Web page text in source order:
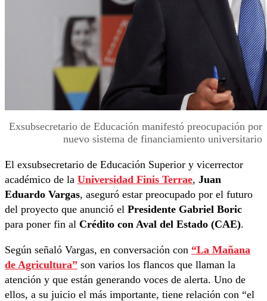
Exsubsecretario de Educación manifestó preocupación por
nuevo sistema de financiamiento universitario
El exsubsecretario de Educación Superior y vicerrector
académico de la Universidad Finis Terrae, Juan
Eduardo Vargas, aseguró estar preocupado por el futuro
del proyecto que anunció el Presidente Gabriel Boric
para poner fin al Crédito con Aval del Estado (CAE).
Según señaló Vargas, en conversación con “La Mañana
de Agricultura” son varios los flancos que llaman la
atención y que están generando voces de alerta. Uno de
ellos, a su juicio el más importante, tiene relación con “el